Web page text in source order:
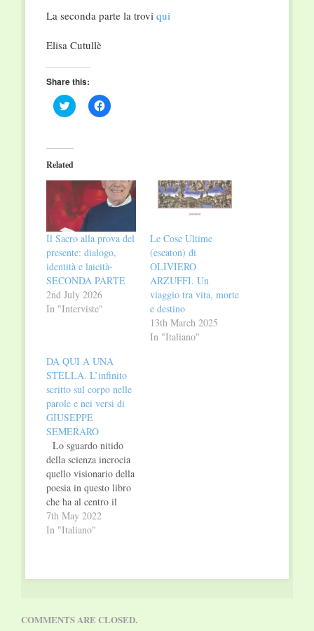
La seconda parte la trovi qui
Elisa Cutullè
Share this:
Click
to
(Opens
in
new
Click
to
Related
Il Sacro alla prova del
presente: dialogo,
identità e laicità-
SECONDA PARTE
2nd July 2026
In "Interviste"
Le Cose Ultime
(escaton) di
OLIVIERO
ARZUFFI. Un
viaggio tra vita, morte
e destino
13th March 2025
In "Italiano"
DA QUI A UNA
STELLA. L’infinito
scritto sul corpo nelle
parole e nei versi di
GIUSEPPE
SEMERARO
Lo sguardo nitido
della scienza incrocia
quello visionario della
poesia in questo libro
che ha al centro il
corpo, la sua fragilità
e il suo mistero, il suo
continuano, dalla
pagina, a parlarci, a
7th May 2022
In "Italiano"
COMMENTS ARE CLOSED.